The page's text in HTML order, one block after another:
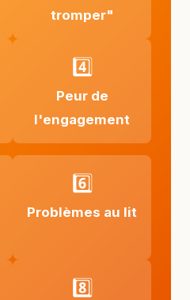
tromper"
4️⃣
Peur de
l'engagement
6️⃣
Problèmes au lit
8️⃣